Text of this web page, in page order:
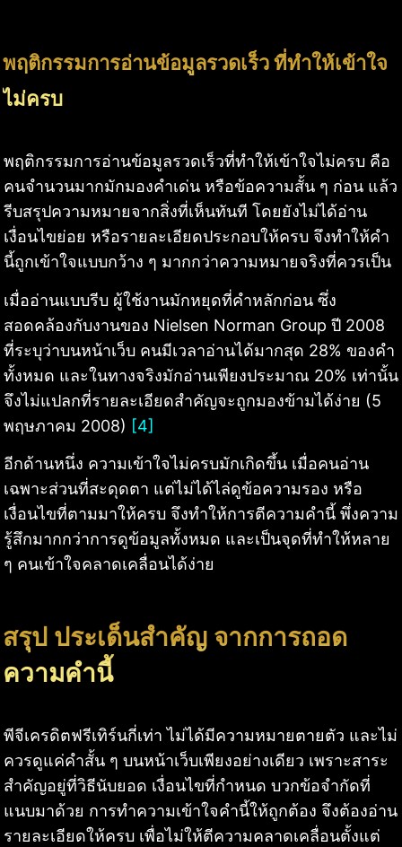
พฤติกรรมการอ่านข้อมูลรวดเร็ว ที่ทำให้เข้าใจ
ไม่ครบ
พฤติกรรมการอ่านข้อมูลรวดเร็วที่ทำให้เข้าใจไม่ครบ คือ
คนจำนวนมากมักมองคำเด่น หรือข้อความสั้น ๆ ก่อน แล้ว
รีบสรุปความหมายจากสิ่งที่เห็นทันที โดยยังไม่ได้อ่าน
เงื่อนไขย่อย หรือรายละเอียดประกอบให้ครบ จึงทำให้คำ
นี้ถูกเข้าใจแบบกว้าง ๆ มากกว่าความหมายจริงที่ควรเป็น
เมื่ออ่านแบบรีบ ผู้ใช้งานมักหยุดที่คำหลักก่อน ซึ่ง
สอดคล้องกับงานของ Nielsen Norman Group ปี 2008
ที่ระบุว่าบนหน้าเว็บ คนมีเวลาอ่านได้มากสุด 28% ของคำ
ทั้งหมด และในทางจริงมักอ่านเพียงประมาณ 20% เท่านั้น
จึงไม่แปลกที่รายละเอียดสำคัญจะถูกมองข้ามได้ง่าย (5
พฤษภาคม 2008) [4]
อีกด้านหนึ่ง ความเข้าใจไม่ครบมักเกิดขึ้น เมื่อคนอ่าน
เฉพาะส่วนที่สะดุดตา แต่ไม่ได้ไล่ดูข้อความรอง หรือ
เงื่อนไขที่ตามมาให้ครบ จึงทำให้การตีความคำนี้ พึ่งความ
รู้สึกมากกว่าการดูข้อมูลทั้งหมด และเป็นจุดที่ทำให้หลาย
ๆ คนเข้าใจคลาดเคลื่อนได้ง่าย
สรุป ประเด็นสำคัญ จากการถอด
ความคำนี้
พีจีเครดิตฟรีเทิร์นกี่เท่า ไม่ได้มีความหมายตายตัว และไม่
ควรดูแค่คำสั้น ๆ บนหน้าเว็บเพียงอย่างเดียว เพราะสาระ
สำคัญอยู่ที่วิธีนับยอด เงื่อนไขที่กำหนด บวกข้อจำกัดที่
แนบมาด้วย การทำความเข้าใจคำนี้ให้ถูกต้อง จึงต้องอ่าน
รายละเอียดให้ครบ เพื่อไม่ให้ตีความคลาดเคลื่อนตั้งแต่